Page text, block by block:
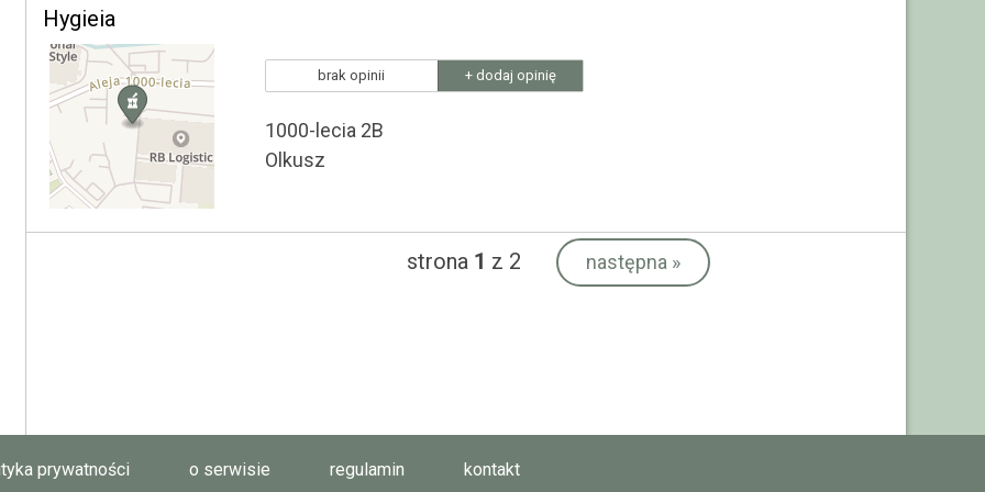
Hygieia
brak opinii + dodaj opinię
1000-lecia 2B
Olkusz
strona 1 z 2 następna »
prywatności o serwisie regulamin kontakt